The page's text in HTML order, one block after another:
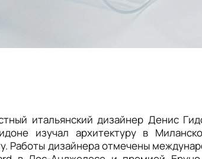
итальянский дизайнер Денис
изучал архитектуру в
Работы дизайнера отмечены